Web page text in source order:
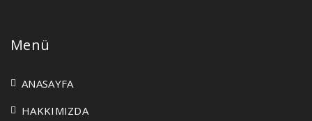
Menü
ANASAYFA
HAKKIMIZDA